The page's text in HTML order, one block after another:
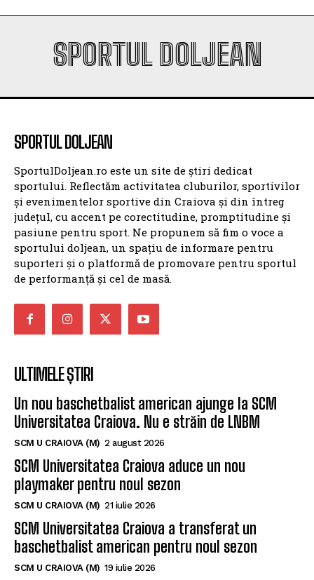
SPORTUL DOLJEAN
SPORTUL DOLJEAN
sportului. Reflectăm activitatea cluburilor, sportivilor
județul, cu accent pe corectitudine, promptitudine și
pasiune pentru sport. Ne propunem să fim o voce a
sportului doljean, un spațiu de informare pentru
suporteri și o platformă de promovare pentru sportul
de performanță și cel de masă.
ULTIMELE ȘTIRI
Un nou baschetbalist american ajunge la SCM
Universitatea Craiova. Nu e străin de LNBM
SCM U CRAIOVA (M) 2 august 2026
SCM Universitatea Craiova aduce un nou
playmaker pentru noul sezon
SCM U CRAIOVA (M) 21 iulie 2026
SCM Universitatea Craiova a transferat un
baschetbalist american pentru noul sezon
SCM U CRAIOVA (M) 19 iulie 2026
CELE MAI CITITE